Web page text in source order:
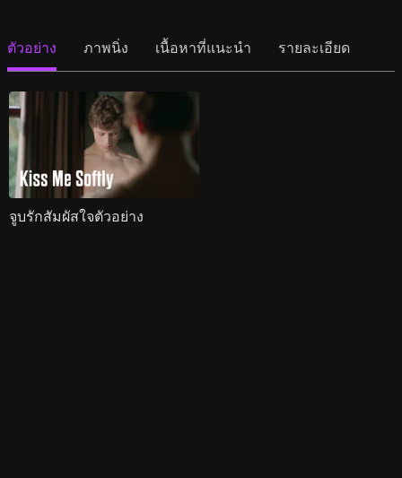
ตัวอย่าง ภาพนิ่ง เนื้อหาที่แนะนำ รายละเอียด
จูบรักสัมผัสใจตัวอย่าง